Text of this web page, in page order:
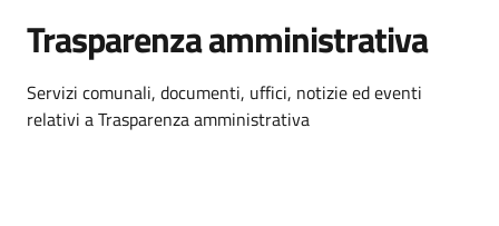
Trasparenza amministrativa
Dettagli dell'argomento
Servizi comunali, documenti, uffici, notizie ed eventi
relativi a Trasparenza amministrativa